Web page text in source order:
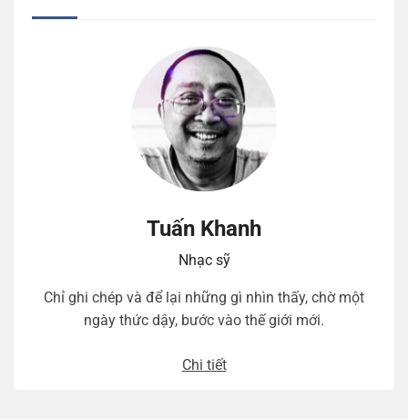
Tuấn Khanh
Nhạc sỹ
Chỉ ghi chép và để lại những gì nhìn thấy, chờ một
ngày thức dậy, bước vào thế giới mới.
Chi tiết